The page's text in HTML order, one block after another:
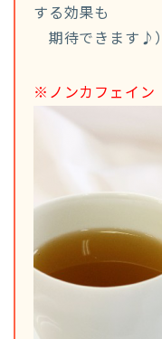
する効果も
期待できます♪）
※ノンカフェイン